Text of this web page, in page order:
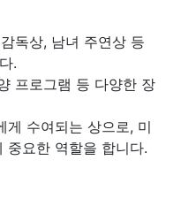
독상, 남녀 주연상 등
.
프로그램 등 다양한 장
게 수여되는 상으로, 미
중요한 역할을 합니다.